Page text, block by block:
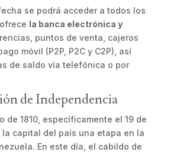
se podrá acceder a todos los
la banca electrónica y
puntos de venta, cajeros
móvil (P2P, P2C y C2P), así
de saldo vía telefónica o por
de Independencia
de 1810, específicamente el 19 de
capital del país una etapa en la
En este día, el cabildo de